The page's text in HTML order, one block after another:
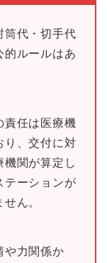
筒代・切手代
的ルールはあ
責任は医療機
り、交付に対
関が算定し
テーションが
ん。
や力関係か